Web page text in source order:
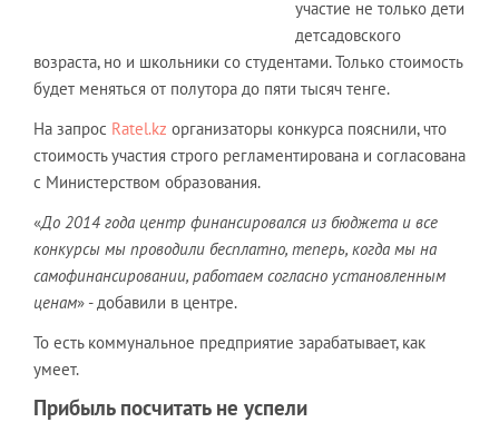
участие не только дети
детсадовского
возраста, но и школьники со студентами. Только стоимость
будет меняться от полутора до пяти тысяч тенге.
На запрос Ratel.kz организаторы конкурса пояснили, что
стоимость участия строго регламентирована и согласована
с Министерством образования.
«До 2014 года центр финансировался из бюджета и все
конкурсы мы проводили бесплатно, теперь, когда мы на
самофинансировании, работаем согласно установленным
ценам» - добавили в центре.
То есть коммунальное предприятие зарабатывает, как
умеет.
Прибыль посчитать не успели